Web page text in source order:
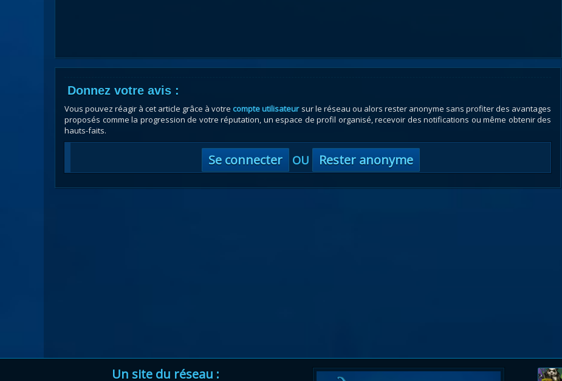
Donnez votre avis :
Vous pouvez réagir à cet article grâce à votre compte utilisateursur le réseau ou alors rester anonyme sans profiter des avantages
proposés comme la progression de votre réputation, un espace de profil organisé, recevoir des notifications ou même obtenir des
hauts-faits.
Se connecter OU Rester anonyme
Un site du réseau :